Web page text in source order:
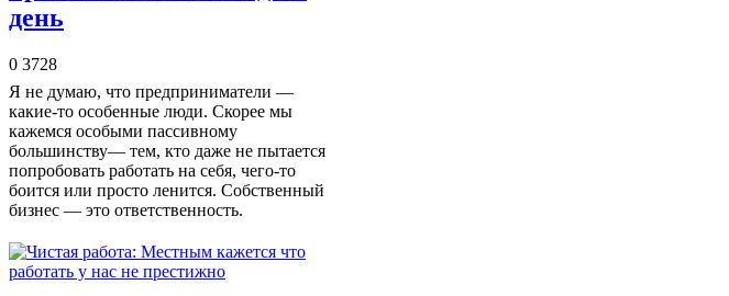
день
0 3728
Я не думаю, что предприниматели —
какие-то особенные люди. Скорее мы
кажемся особыми пассивному
большинству— тем, кто даже не пытается
попробовать работать на себя, чего-то
боится или просто ленится. Собственный
бизнес — это ответственность.